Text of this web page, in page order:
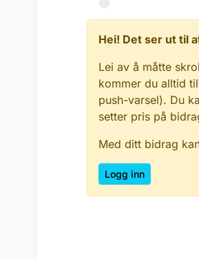
Hei! Det ser ut til
Lei av å måtte
kommer du alltid
push-varsel). Du
setter pris på
Med ditt bidrag
Logg inn